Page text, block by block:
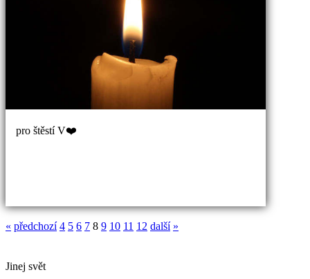
pro štěstí V❤️
« předchozí 4 5 6 7 8 9 10 11 12 další »
Jinej svět